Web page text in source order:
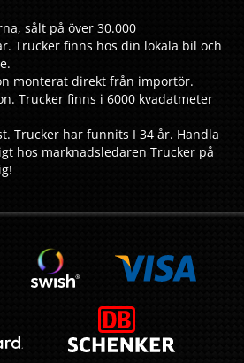
sålt på över 30.000
Trucker finns hos din lokala bil och
monterat direkt från importör.
Trucker finns i 6000 kvadatmeter
Trucker har funnits I 34 år. Handla
hos marknadsledaren Trucker på